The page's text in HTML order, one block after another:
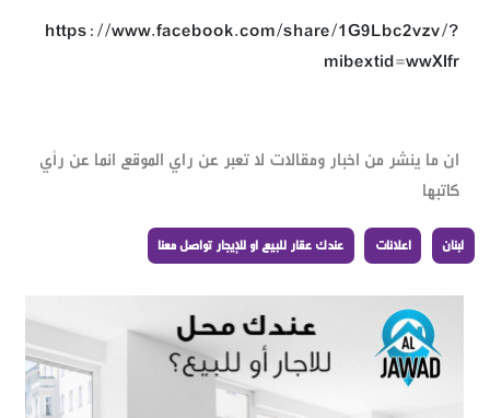
https://www.facebook.com/share/1G9Lbc2vzv/?
mibextid=wwXIfr
ان ما ينشر من اخبار ومقالات لا تعبر عن راي الموقع انما عن رأي
كاتبها
لبنان اعلانات عندك عقار للبيع او للإيجار تواصل معنا